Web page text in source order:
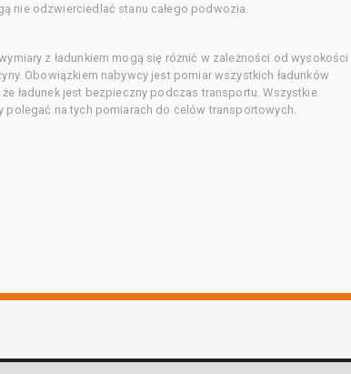
nie odzwierciedlać stanu całego podwozia.
z ładunkiem mogą się różnić w zależności od wysokości
Obowiązkiem nabywcy jest pomiar wszystkich ładunków
ładunek jest bezpieczny podczas transportu. Wszystkie
na tych pomiarach do celów transportowych.